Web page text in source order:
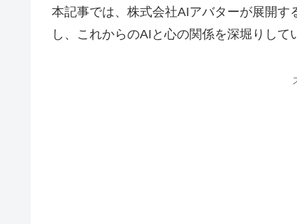
本記事では、株式会社AIアバターが展開す
し、これからのAIと心の関係を深堀りして